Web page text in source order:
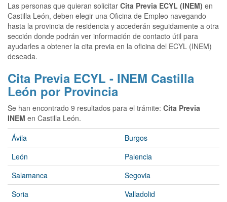
Las personas que quieran solicitar Cita Previa ECYL (INEM) en
Castilla León, deben elegir una Oficina de Empleo navegando
hasta la provincia de residencia y accederán seguidamente a otra
sección donde podrán ver información de contacto útil para
ayudarles a obtener la cita previa en la oficina del ECYL (INEM)
deseada.
Cita Previa ECYL - INEM Castilla
León por Provincia
Se han encontrado 9 resultados para el trámite: Cita Previa
INEM en Castilla León.
Ávila
Burgos
León
Palencia
Salamanca
Segovia
Soria
Valladolid